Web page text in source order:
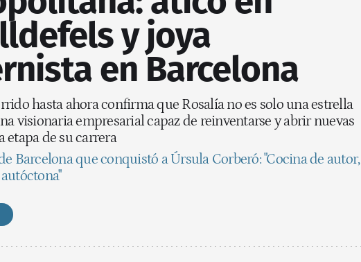
y joya
en Barcelona
hasta ahora confirma que Rosalía no es solo una estrella
visionaria empresarial capaz de reinventarse y abrir nuevas
etapa de su carrera
Barcelona que conquistó a Úrsula Corberó: "Cocina de autor,